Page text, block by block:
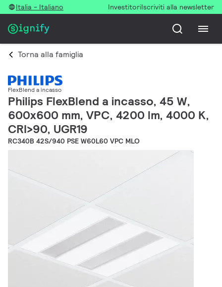
Italia - Italiano InvestitoriIscriviti alla newsletter
Torna alla famiglia
FlexBlend a incasso
Philips FlexBlend a incasso, 45 W,
600x600 mm, VPC, 4200 lm, 4000 K,
CRI>90, UGR19
RC340B 42S/940 PSE W60L60 VPC MLO